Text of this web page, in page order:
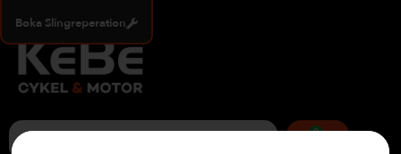
Boka Slingreperation
0